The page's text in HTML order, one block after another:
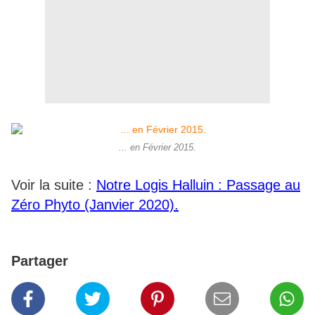
... en Février 2015.
Voir la suite : Notre Logis Halluin : Passage au
Zéro Phyto (Janvier 2020).
Partager